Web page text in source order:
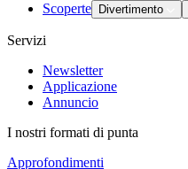
Scoperte Divertimento
Servizi
Newsletter
Applicazione
Annuncio
I nostri formati di punta
Approfondimenti